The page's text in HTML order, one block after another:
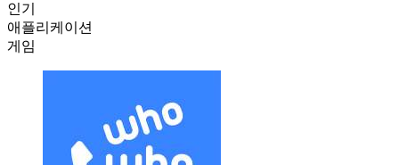
인기
애플리케이션
게임